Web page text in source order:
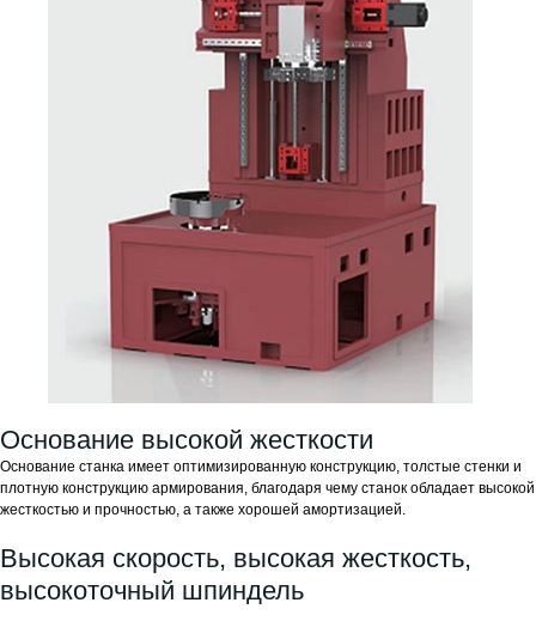
Основание высокой жесткости
Основание станка имеет оптимизированную конструкцию, толстые стенки и
плотную конструкцию армирования, благодаря чему станок обладает высокой
жесткостью и прочностью, а также хорошей амортизацией.
Высокая скорость, высокая жесткость,
высокоточный шпиндель